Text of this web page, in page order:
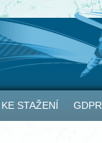
KE STAŽENÍ GDPR